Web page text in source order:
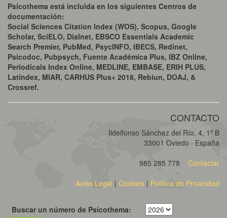
Psicothema está incluida en los siguientes Centros de
documentación:
Social Sciences Citation Index (WOS), Scopus, Google
Scholar, SciELO, Dialnet, EBSCO Essentials Academic
Search Premier, PubMed, PsycINFO, IBECS, Redinet,
Psicodoc, Pubpsych, Fuente Académica Plus, IBZ Online,
Periodicals Index Online, MEDLINE, EMBASE, ERIH PLUS,
Latindex, MIAR, CARHUS Plus+ 2018, Rebiun, DOAJ, &
Crossref.
CONTACTO
Ildelfonso Sánchez del Río, 4, 1º B
33001 Oviedo · España
985 285 778
Contactar
Aviso Legal| Cookies | Política de Privacidad
Buscar un número de Psicothema: